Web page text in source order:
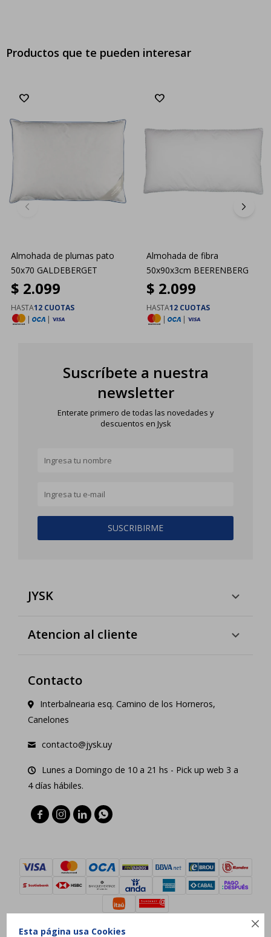

Esta página usa Cookies
Productos que te pueden interesar
Almohada de plumas pato
50x70 GALDEBERGET
$ 2.099
HASTA12 CUOTAS
|
|
Almohada de fibra
50x90x3cm BEERENBERG
$ 2.099
HASTA12 CUOTAS
|
|
Suscríbete a nuestra
newsletter
Enterate primero de todas las novedades y
descuentos en Jysk
SUSCRIBIRME
JYSK
Atencion al cliente
Contacto
Interbalnearia esq. Camino de los Horneros,
Canelones
contacto@jysk.uy
Lunes a Domingo de 10 a 21 hs - Pick up web 3 a
4 días hábiles.
   